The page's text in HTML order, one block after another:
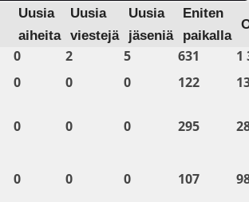
Uusia
aiheita
Uusia
viestejä
Uusia
jäseniä
Eniten
paikalla
0 2 5 631
1
0 0 0 122
0 0 0 295
0 0 0 107